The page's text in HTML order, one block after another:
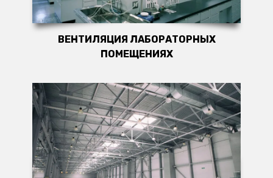
ВЕНТИЛЯЦИЯ ЛАБОРАТОРНЫХ
ПОМЕЩЕНИЯХ